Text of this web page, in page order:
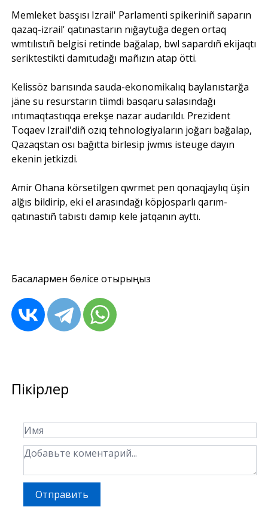
Memleket basşısı Izrail' Parlamenti spikeriniñ saparın
qazaq-izrail' qatınastarın nığaytuğa degen ortaq
wmtılıstıñ belgisi retinde bağalap, bwl sapardıñ ekijaqtı
seriktestikti damıtudağı mañızın atap ötti.
Kelissöz barısında sauda-ekonomikalıq baylanıstarğa
jäne su resurstarın tiimdi basqaru salasındağı
ıntımaqtastıqqa erekşe nazar audarıldı. Prezident
Toqaev Izrail'diñ ozıq tehnologiyaların joğarı bağalap,
Qazaqstan osı bağıtta birlesip jwmıs isteuge dayın
ekenin jetkizdi.
Amir Ohana körsetilgen qwrmet pen qonaqjaylıq üşin
alğıs bildirip, eki el arasındağı köpjosparlı qarım-
qatınastıñ tabıstı damıp kele jatqanın ayttı.
Басқалармен бөлісе отырыңыз
Пікірлер
Отправить